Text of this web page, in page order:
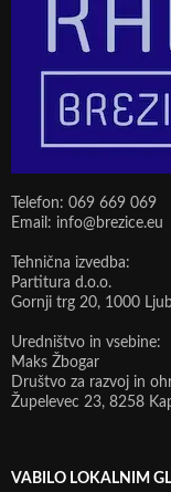
Telefon: 069 669 069
Email: info@brezice.eu
Tehnična izvedba:
Partitura d.o.o.
Gornji trg 20, 1000
Uredništvo in vsebine:
Maks Žbogar
Društvo za razvoj in
Župelevec 23, 8258
VABILO LOKALNIM